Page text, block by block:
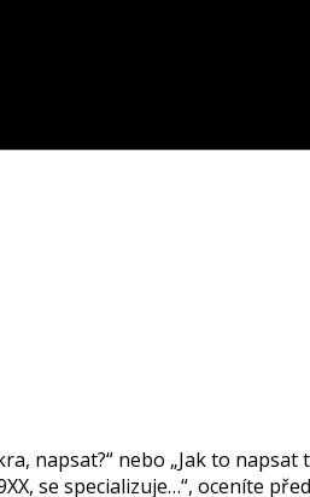
napsat?“ nebo „Jak to
se specializuje…“, oceníte